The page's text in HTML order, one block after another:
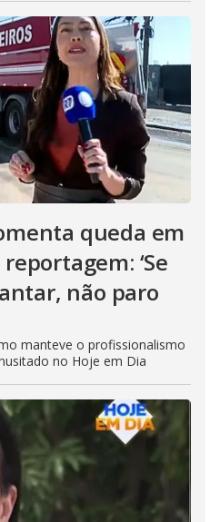
queda em
‘Se
não paro
manteve o profissionalismo
no Hoje em Dia